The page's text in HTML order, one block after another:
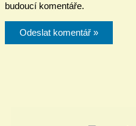
budoucí komentáře.